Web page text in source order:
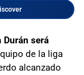
Durán será
de la liga
alcanzado